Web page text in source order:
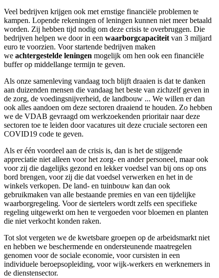
Veel bedrijven krijgen ook met ernstige financiële problemen te
kampen. Lopende rekeningen of leningen kunnen niet meer betaald
worden. Zij hebben tijd nodig om deze crisis te overbruggen. Die
bedrijven helpen we door in een waarborgcapaciteit van 3 miljard
euro te voorzien. Voor startende bedrijven maken
we achtergestelde leningen mogelijk om hen ook een financiële
buffer op middellange termijn te geven.
Als onze samenleving vandaag toch blijft draaien is dat te danken
aan duizenden mensen die vandaag het beste van zichzelf geven in
de zorg, de voedingsnijverheid, de landbouw ... We willen er dan
ook alles aandoen om deze sectoren draaiend te houden. Zo hebben
we de VDAB gevraagd om werkzoekenden prioritair naar deze
sectoren toe te leiden door vacatures uit deze cruciale sectoren een
COVID19 code te geven.
Als er één voordeel aan de crisis is, dan is het de stijgende
appreciatie niet alleen voor het zorg- en ander personeel, maar ook
voor zij die dagelijks gezond en lekker voedsel van bij ons op ons
bord brengen, voor zij die dat voedsel verwerken en het in de
winkels verkopen. De land- en tuinbouw kan dan ook
gebruikmaken van alle bestaande premies en van een tijdelijke
waarborgregeling. Voor de siertelers wordt zelfs een specifieke
regeling uitgewerkt om hen te vergoeden voor bloemen en planten
die niet verkocht konden raken.
Tot slot vergeten we de kwetsbare groepen op de arbeidsmarkt niet
en hebben we beschermende en ondersteunende maatregelen
genomen voor de sociale economie, voor cursisten in een
individuele beroepsopleiding, voor wijk-werkers en werknemers in
de dienstensector.